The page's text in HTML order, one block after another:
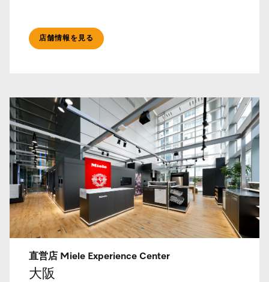
店舗情報を見る
直営店 Miele Experience Center
大阪